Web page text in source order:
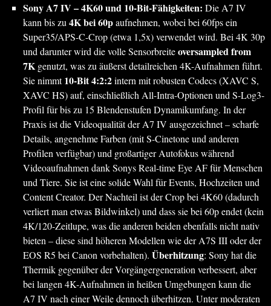
Sony A7 IV – 4K60 und 10-Bit-Fähigkeiten: Die A7 IV
kann bis zu4K bei 60paufnehmen, wobei bei 60fps ein
Super35/APS-C-Crop (etwa 1,5x) verwendet wird. Bei 4K 30p
und darunter wird die volle Sensorbreiteoversampled from
7Kgenutzt, was zu äußerst detailreichen 4K-Aufnahmen führt.
Sie nimmt10-Bit 4:2:2intern mit robusten Codecs (XAVC S,
XAVC HS) auf, einschließlich All-Intra-Optionen und S-Log3-
Profil für bis zu 15 Blendenstufen Dynamikumfang. In der
Praxis ist die Videoqualität der A7 IV ausgezeichnet – scharfe
Details, angenehme Farben (mit S-Cinetone und anderen
Profilen verfügbar) und großartiger Autofokus während
Videoaufnahmen dank Sonys Real-time Eye AF für Menschen
und Tiere. Sie ist eine solide Wahl für Events, Hochzeiten und
Content Creator. Der Nachteil ist der Crop bei 4K60 (dadurch
verliert man etwas Bildwinkel) und dass sie bei 60p endet (kein
4K/120-Zeitlupe, was die anderen beiden ebenfalls nicht nativ
bieten – diese sind höheren Modellen wie der A7S III oder der
EOS R5 bei Canon vorbehalten). Überhitzung: Sony hat die
Thermik gegenüber der Vorgängergeneration verbessert, aber
bei langen 4K-Aufnahmen in heißen Umgebungen kann die
A7 IV nach einer Weile dennoch überhitzen. Unter moderaten